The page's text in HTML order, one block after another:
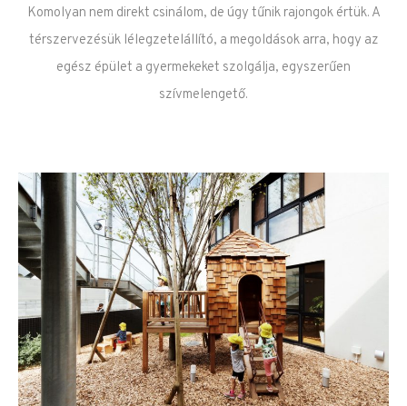
Komolyan nem direkt csinálom, de úgy tűnik rajongok értük. A
térszervezésük lélegzetelállító, a megoldások arra, hogy az
egész épület a gyermekeket szolgálja, egyszerűen
szívmelengető.